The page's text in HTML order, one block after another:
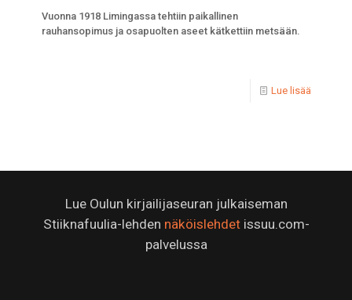
Vuonna 1918 Limingassa tehtiin paikallinen
rauhansopimus ja osapuolten aseet kätkettiin metsään.
Lue lisää
Lue Oulun kirjailijaseuran julkaiseman
Stiiknafuulia-lehden näköislehdetissuu.com-
palvelussa